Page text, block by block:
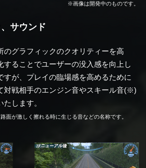
※画像は開発中のものです。
サウンド
のグラフィックのクオリティーを高
することでユーザーの没入感を向上し
すが、プレイの臨場感を高めるために
対戦相手のエンジン音やスキール音(※)
します。
面が激しく擦れる時に生じる音などの名称です。